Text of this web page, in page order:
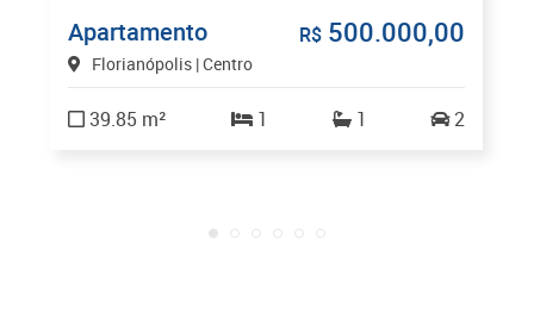
Apartamento
Florianópolis | Centro
R$ 500.000,00
39.85 m² 1 1 2